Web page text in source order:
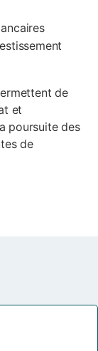
de
et
poursuite des
de